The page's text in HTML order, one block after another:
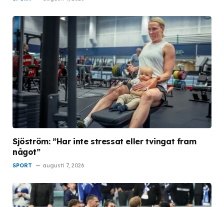
Sjöström: ”Har inte stressat eller tvingat fram
något”
SPORT augusti 7, 2026